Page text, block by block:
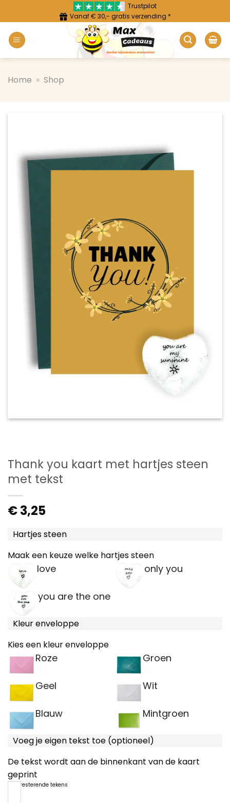
inhoud
Trustpilot
Vanaf € 30,- gratis verzending *
Home » Shop
Thank you kaart met hartjes steen
met tekst
€3,25
Hartjes steen
Maak een keuze welke hartjes steen
love only you
you are the one
Kleur enveloppe
Kies een kleur enveloppe
Roze Groen
Geel Wit
Blauw Mintgroen
Voeg je eigen tekst toe (optioneel)
De tekst wordt aan de binnenkant van de kaart
geprint
resterende tekens